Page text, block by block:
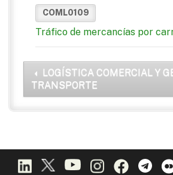
COML0109
Tráfico de mercancías por
LOGÍSTICA COMERCIAL Y
TRANSPORTE